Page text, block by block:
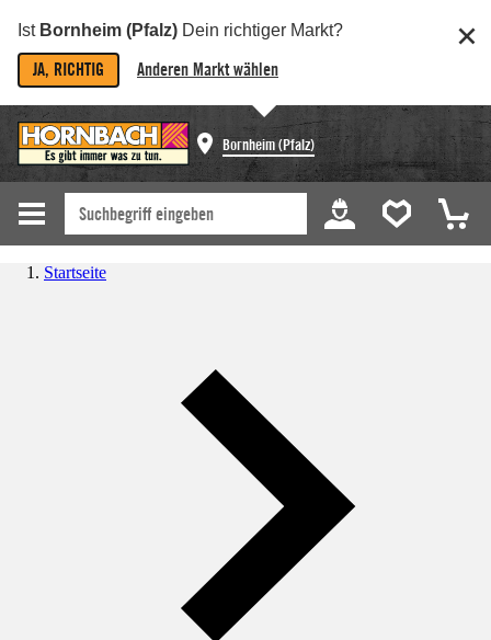
Ist Bornheim (Pfalz) Dein richtiger Markt?
JA, RICHTIG Anderen Markt wählen
Bornheim (Pfalz)
Startseite